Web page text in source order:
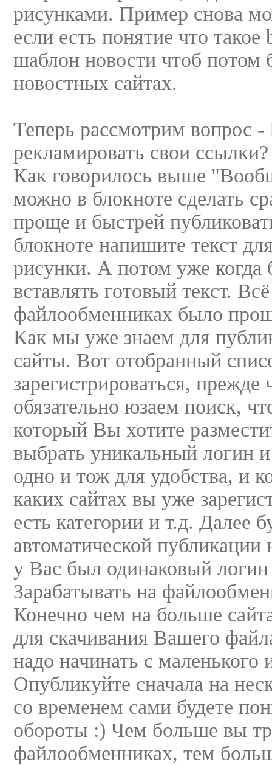
рисунками. Пример снова
если есть понятие что
шаблон новости чтоб потом
новостных сайтах.
Теперь рассмотрим вопрос -
рекламировать свои ссылки?
Как говорилось выше
можно в блокноте сделать
проще и быстрей
блокноте напишите текст
рисунки. А потом уже когда
вставлять готовый текст.
файлообменниках было
Как мы уже знаем для
сайты. Вот отобранный
зарегистрироваться,
обязательно юзаем поиск,
который Вы хотите
выбрать уникальный логин
одно и тож для удобства, и
каких сайтах вы уже
есть категории и т.д. Далее
автоматической
у Вас был одинаковый
Зарабатывать на
Конечно чем на больше
для скачивания Вашего
надо начинать с
Опубликуйте сначала на
со временем сами будете
обороты :) Чем больше вы
файлообменниках, тем